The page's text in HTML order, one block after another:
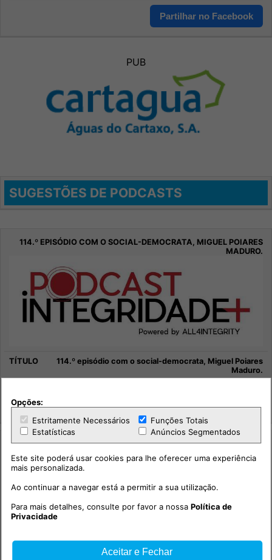
Partilhar no Facebook
PUB
SUGESTÕES DE PODCASTS
114.º episódio com o social-democrata, Miguel Poiares
Maduro.
Integridade +
Opções:
Estritamente Necessários
Funções Totais
Estatísticas
Anúncios Segmentados
Este site poderá usar cookies para lhe oferecer uma experiência
mais personalizada.
Ao continuar a navegar está a permitir a sua utilização.
Para mais detalhes, consulte por favor a nossaPolítica de
Privacidade
Aceitar e Fechar